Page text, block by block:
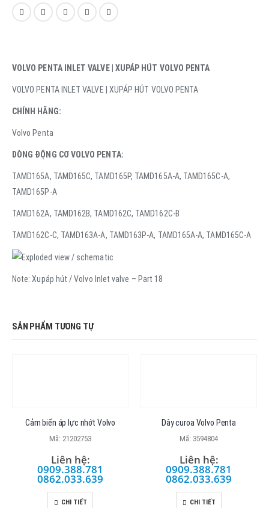
VOLVO PENTA INLET VALVE | XUPÁP HÚT VOLVO PENTA
VOLVO PENTA INLET VALVE | XUPÁP HÚT VOLVO PENTA
CHÍNH HÃNG:
Volvo Penta
DÒNG ĐỘNG CƠ VOLVO PENTA:
TAMD165A, TAMD165C, TAMD165P, TAMD165A-A, TAMD165C-A,
TAMD165P-A
TAMD162A, TAMD162B, TAMD162C, TAMD162C-B
TAMD162C-C, TAMD163A-A, TAMD163P-A, TAMD165A-A, TAMD165C-A
Note: Xupáp hút / Volvo Inlet valve – Part 18
SẢN PHẨM TƯƠNG TỰ
Cảm biến áp lực nhớt Volvo
Mã: 21202753
Liên hệ:
0909.388.781
0862.033.639
CHI TIẾT
Dây curoa Volvo Penta
Mã: 3594804
Liên hệ:
0909.388.781
0862.033.639
CHI TIẾT